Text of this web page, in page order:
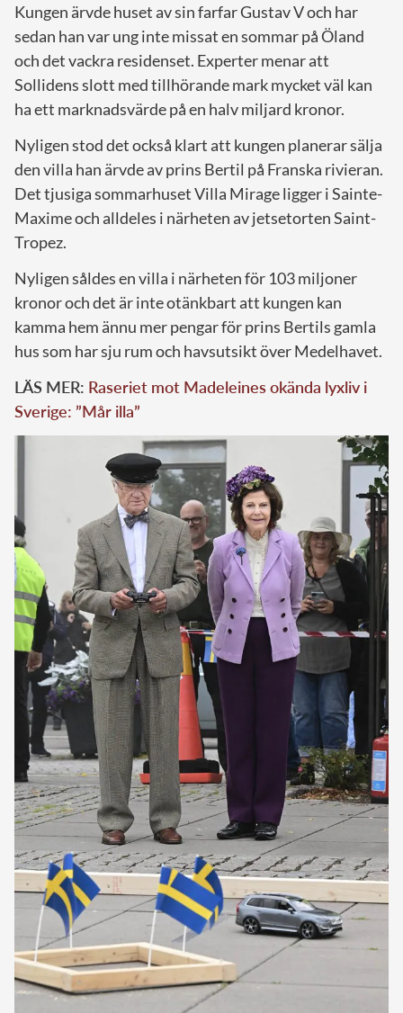
Kungen ärvde huset av sin farfar Gustav V och har
sedan han var ung inte missat en sommar på Öland
och det vackra residenset. Experter menar att
Sollidens slott med tillhörande mark mycket väl kan
ha ett marknadsvärde på en halv miljard kronor.
Nyligen stod det också klart att kungen planerar sälja
den villa han ärvde av prins Bertil på Franska rivieran.
Det tjusiga sommarhuset Villa Mirage ligger i Sainte-
Maxime och alldeles i närheten av jetsetorten Saint-
Tropez.
Nyligen såldes en villa i närheten för 103 miljoner
kronor och det är inte otänkbart att kungen kan
kamma hem ännu mer pengar för prins Bertils gamla
hus som har sju rum och havsutsikt över Medelhavet.
LÄS MER: Raseriet mot Madeleines okända lyxliv i
Sverige: ”Mår illa”